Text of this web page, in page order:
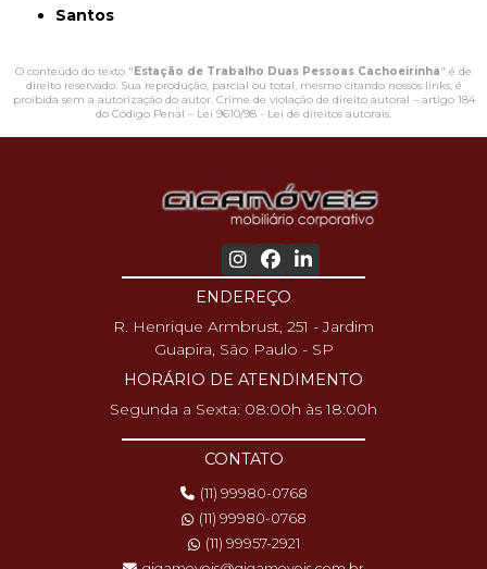
Santos
O conteúdo do texto "Estação de Trabalho Duas Pessoas Cachoeirinha" é de
direito reservado. Sua reprodução, parcial ou total, mesmo citando nossos links, é
proibida sem a autorização do autor. Crime de violação de direito autoral – artigo 184
do Código Penal – Lei 9610/98 - Lei de direitos autorais.
ENDEREÇO
R. Henrique Armbrust, 251 - Jardim
Guapira, São Paulo - SP
HORÁRIO DE ATENDIMENTO
Segunda a Sexta: 08:00h às 18:00h
CONTATO
(11) 99980-0768
(11) 99980-0768
(11) 99957-2921